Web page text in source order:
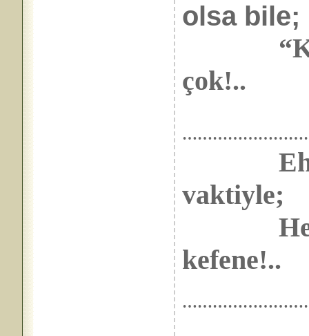
olsa bile;
çok!..
vaktiyle;
Hem
kefene!..